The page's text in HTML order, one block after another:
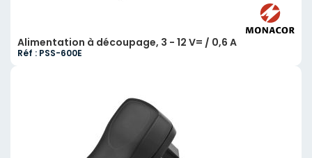
Alimentation à découpage, 3 - 12 V= / 0,6 A
Réf : PSS-600E